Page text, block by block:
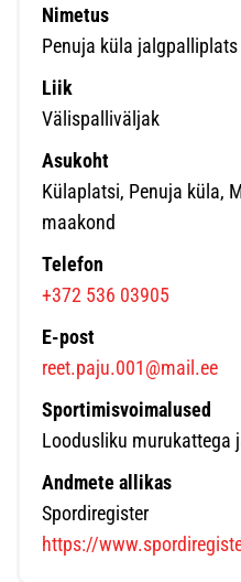
Nimetus
Penuja küla jalgpalliplats
Liik
Välispalliväljak
Asukoht
Külaplatsi, Penuja küla,
maakond
Telefon
+372 536 03905
E-post
reet.paju.001@mail.ee
Sportimisvoimalused
Loodusliku murukattega
Andmete allikas
Spordiregister
https://